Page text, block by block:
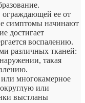
ограждающей ее от
симптомы начинают
достигает
воспалению.
различных тканей:
такая
многокамерное
или
выстланы